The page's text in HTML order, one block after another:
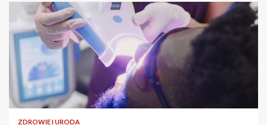
ZDROWIE I URODA